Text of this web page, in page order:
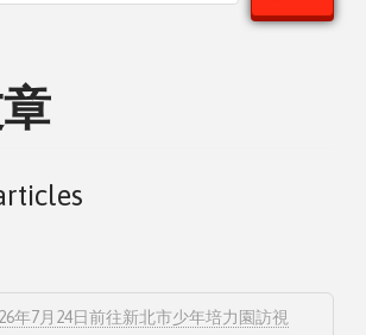
年7月24日前往新北市少年培力園訪視